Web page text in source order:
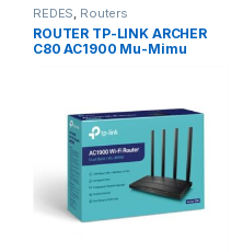
REDES, Routers
ROUTER TP-LINK ARCHER
C80 AC1900 Mu-Mimu